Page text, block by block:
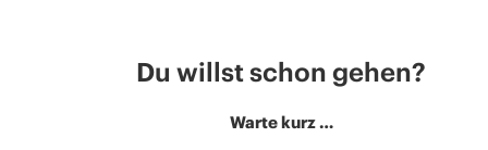
Du willst schon gehen?
Warte kurz …